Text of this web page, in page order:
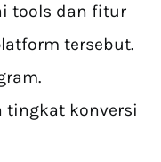
tools dan fitur
tersebut.
tingkat konversi